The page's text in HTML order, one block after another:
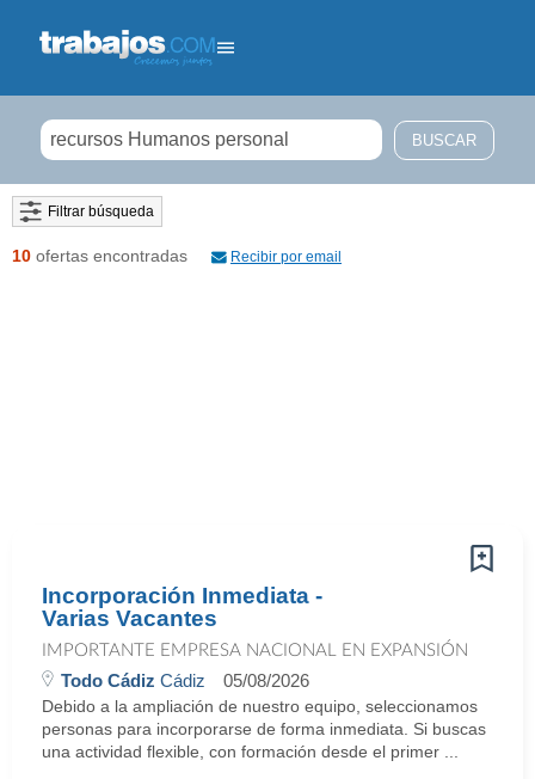
Filtrar búsqueda
10 ofertas encontradas Recibir por email
Incorporación Inmediata -
Varias Vacantes
IMPORTANTE EMPRESA NACIONAL EN EXPANSIÓN
Todo Cádiz Cádiz 05/08/2026
Debido a la ampliación de nuestro equipo, seleccionamos
personas para incorporarse de forma inmediata. Si buscas
una actividad flexible, con formación desde el primer ...